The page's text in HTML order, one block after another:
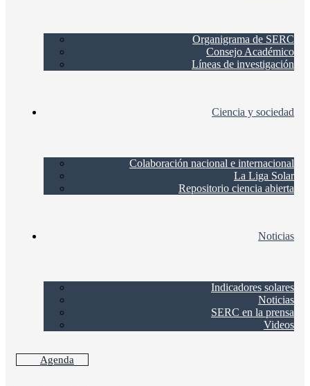
Organigrama de SERC
Consejo Académico
Líneas de investigación
Ciencia y sociedad
Colaboración nacional e internacional
La Liga Solar
Repositorio ciencia abierta
Noticias
Indicadores solares
Noticias
SERC en la prensa
Videos
Agenda